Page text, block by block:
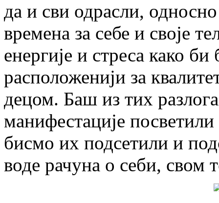
да и сви одрасли,
времена за себе и своје
енергије и стреса како
расположенији за
децом. Баш из тих
манифестације
бисмо их подсетили и
воде рачуна о себи, свом